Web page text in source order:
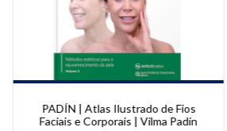
PADÍN | Atlas Ilustrado de Fios
Faciais e Corporais | Vilma Padín